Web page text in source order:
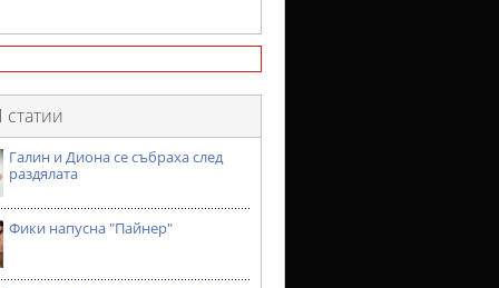
Галин и Диона се събраха след
раздялата
Фики напусна "Пайнер"